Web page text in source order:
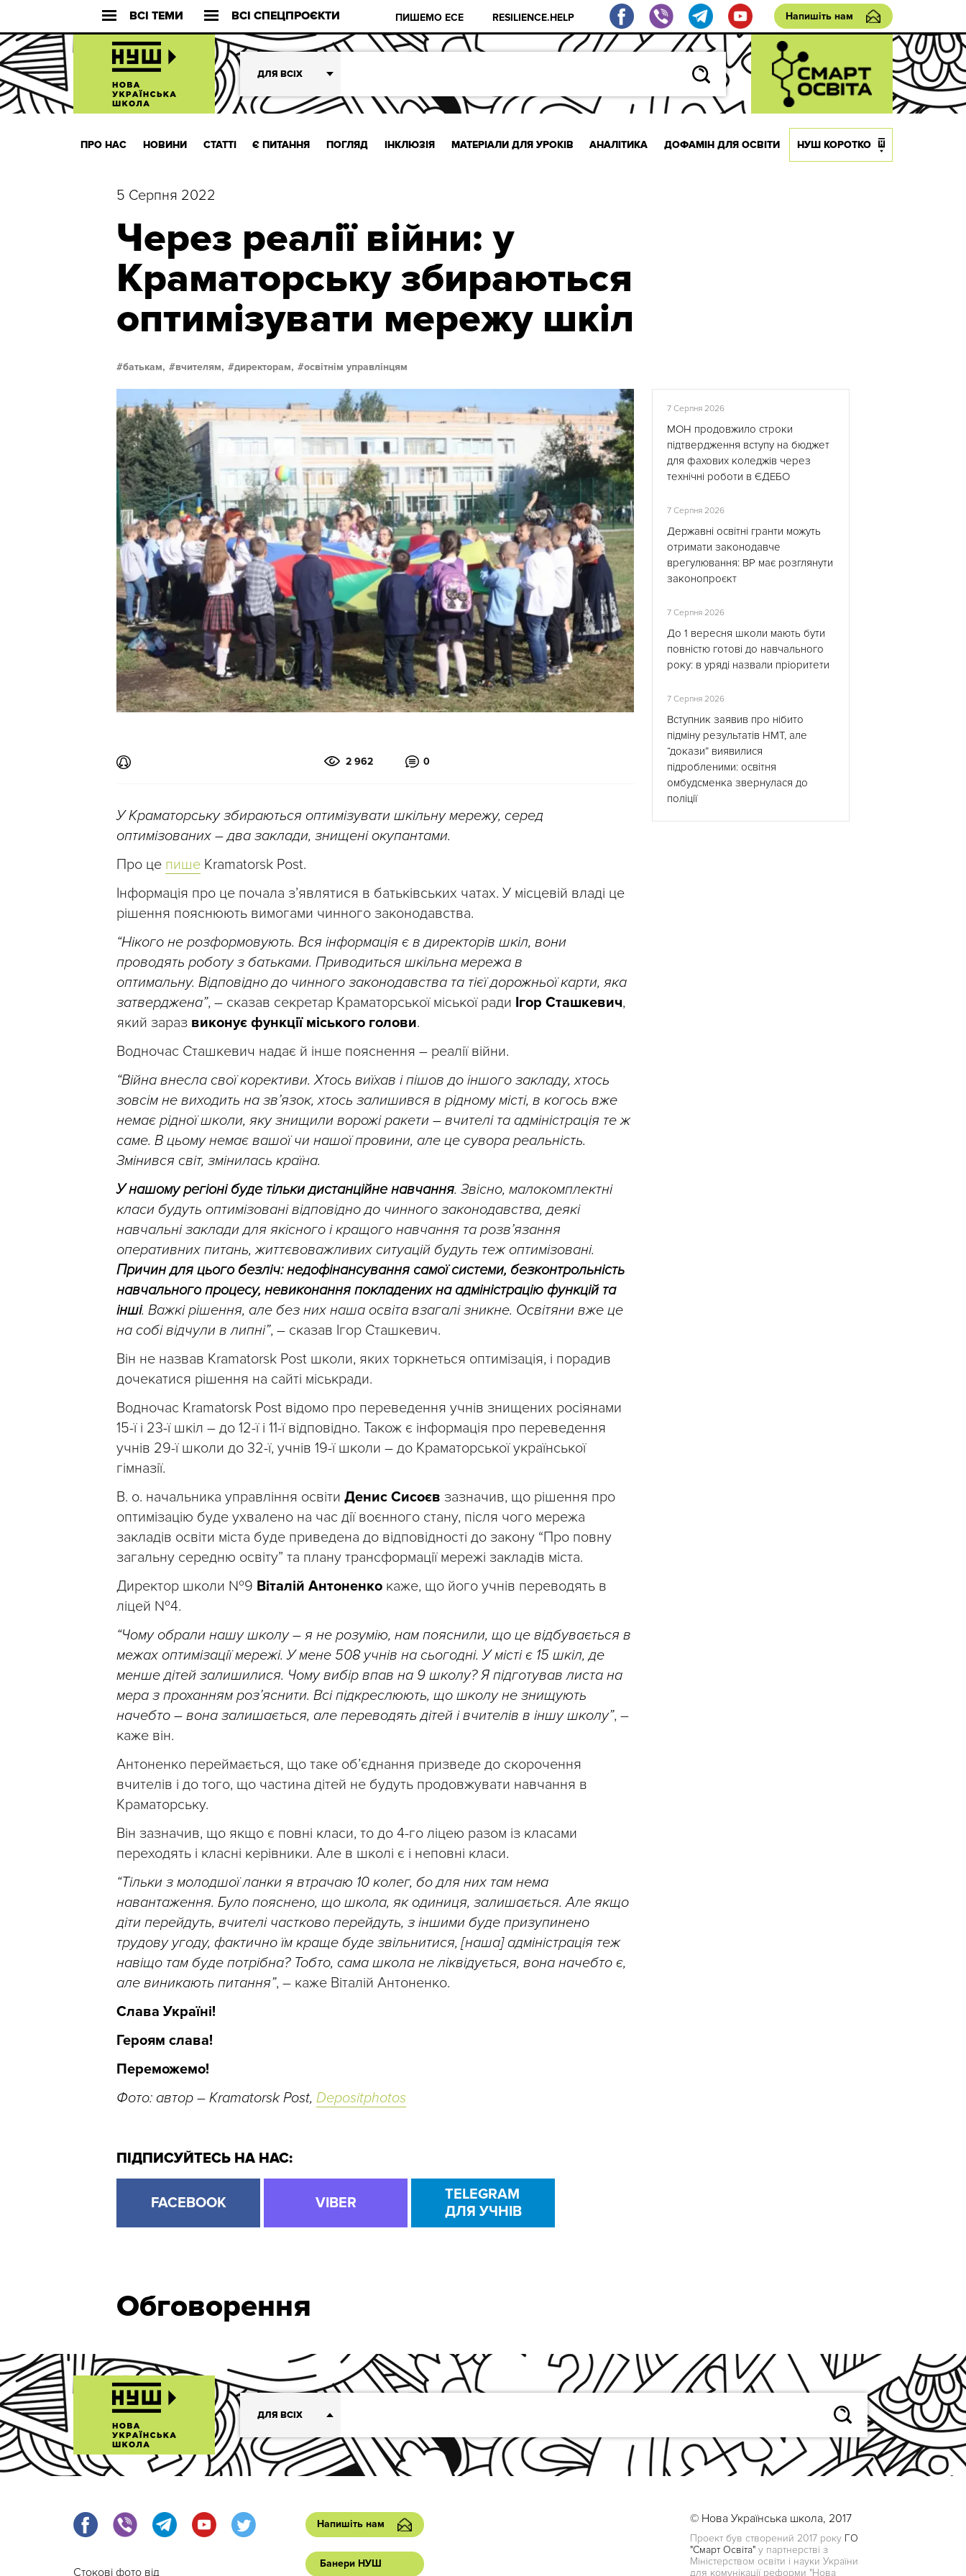
ВСІ ТЕМИ ВСІ СПЕЦПРОЄКТИ ПИШЕМО ЕСЕ RESILIENCE.HELP Напишіть нам
ДЛЯ ВСІХ
ПРО НАС НОВИНИ СТАТТІ Є ПИТАННЯ ПОГЛЯД ІНКЛЮЗІЯ МАТЕРІАЛИ ДЛЯ УРОКІВ АНАЛІТИКА ДОФАМІН ДЛЯ ОСВІТИ НУШ КОРОТКО
5 Серпня 2022
Через реалії війни: у
Краматорську збираються
оптимізувати мережу шкіл
батькам, вчителям, директорам, освітнім управлінцям
2 962 0
У Краматорську збираються оптимізувати шкільну мережу, серед
оптимізованих – два заклади, знищені окупантами.
Про це пише Kramatorsk Post.
Інформація про це почала зʼявлятися в батьківських чатах. У місцевій владі це
рішення пояснюють вимогами чинного законодавства.
“Нікого не розформовують. Вся інформація є в директорів шкіл, вони
проводять роботу з батьками. Приводиться шкільна мережа в
оптимальну. Відповідно до чинного законодавства та тієї дорожньої карти, яка
затверджена”, – сказав секретар Краматорської міської ради Ігор Сташкевич,
який зараз виконує функції міського голови.
Водночас Сташкевич надає й інше пояснення – реалії війни.
“Війна внесла свої корективи. Хтось виїхав і пішов до іншого закладу, хтось
зовсім не виходить на зв’язок, хтось залишився в рідному місті, в когось вже
немає рідної школи, яку знищили ворожі ракети – вчителі та адміністрація те ж
саме. В цьому немає вашої чи нашої провини, але це сувора реальність.
Змінився світ, змінилась країна.
У нашому регіоні буде тільки дистанційне навчання. Звісно, малокомплектні
класи будуть оптимізовані відповідно до чинного законодавства, деякі
навчальні заклади для якісного і кращого навчання та розв’язання
оперативних питань, життєвоважливих ситуацій будуть теж оптимізовані.
Причин для цього безліч: недофінансування самої системи, безконтрольність
навчального процесу, невиконання покладених на адміністрацію функцій та
інші. Важкі рішення, але без них наша освіта взагалі зникне. Освітяни вже це
на собі відчули в липні”, – сказав Ігор Сташкевич.
Він не назвав Kramatorsk Post школи, яких торкнеться оптимізація, і порадив
дочекатися рішення на сайті міськради.
Водночас Kramatorsk Post відомо про переведення учнів знищених росіянами
15-ї і 23-ї шкіл – до 12-ї і 11-ї відповідно. Також є інформація про переведення
учнів 29-ї школи до 32-ї, учнів 19-ї школи – до Краматорської української
гімназії.
В. о. начальника управління освіти Денис Сисоєв зазначив, що рішення про
оптимізацію буде ухвалено на час дії воєнного стану, після чого мережа
закладів освіти міста буде приведена до відповідності до закону “Про повну
загальну середню освіту” та плану трансформації мережі закладів міста.
Директор школи №9 Віталій Антоненко каже, що його учнів переводять в
ліцей №4.
“Чому обрали нашу школу – я не розумію, нам пояснили, що це відбувається в
межах оптимізації мережі. У мене 508 учнів на сьогодні. У місті є 15 шкіл, де
менше дітей залишилися. Чому вибір впав на 9 школу? Я підготував листа на
мера з проханням роз’яснити. Всі підкреслюють, що школу не знищують
начебто – вона залишається, але переводять дітей і вчителів в іншу школу”, –
каже він.
Антоненко переймається, що таке об’єднання призведе до скорочення
вчителів і до того, що частина дітей не будуть продовжувати навчання в
Краматорську.
Він зазначив, що якщо є повні класи, то до 4-го ліцею разом із класами
переходять і класні керівники. Але в школі є і неповні класи.
“Тільки з молодшої ланки я втрачаю 10 колег, бо для них там нема
навантаження. Було пояснено, що школа, як одиниця, залишається. Але якщо
діти перейдуть, вчителі частково перейдуть, з іншими буде призупинено
трудову угоду, фактично їм краще буде звільнитися, [наша] адміністрація теж
навіщо там буде потрібна? Тобто, сама школа не ліквідується, вона начебто є,
але виникають питання”, – каже Віталій Антоненко.
Слава Україні!
Героям слава!
Переможемо!
Фото: автор – Kramatorsk Post, Depositphotos
ПІДПИСУЙТЕСЬ НА НАС:
FACEBOOK VIBER
TELEGRAM
ДЛЯ УЧНІВ
7 Серпня 2026
МОН продовжило строки
підтвердження вступу на бюджет
для фахових коледжів через
технічні роботи в ЄДЕБО
7 Серпня 2026
Державні освітні гранти можуть
отримати законодавче
врегулювання: ВР має розглянути
законопроєкт
7 Серпня 2026
До 1 вересня школи мають бути
повністю готові до навчального
року: в уряді назвали пріоритети
7 Серпня 2026
Вступник заявив про нібито
підміну результатів НМТ, але
“докази” виявилися
підробленими: освітня
омбудсменка звернулася до
поліції
Обговорення
ДЛЯ ВСІХ
Стокові фото від
Напишіть нам
Банери НУШ
© Нова Українська школа, 2017
Проект був створений 2017 року ГО
"Смарт Освіта" у партнерстві з
Міністерством освіти і науки України
для комунікації реформи "Нова